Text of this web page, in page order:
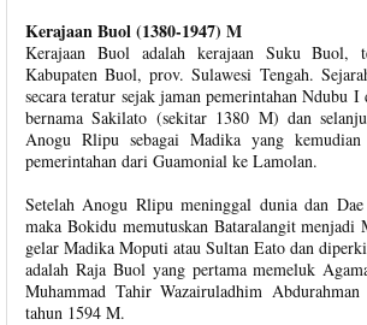
Kerajaan Buol (1380-1947) M
Kerajaan Buol adalah kerajaan Suku Buol,
Kabupaten Buol, prov. Sulawesi Tengah.
secara teratur sejak jaman pemerintahan Ndubu I
bernama Sakilato (sekitar 1380 M) dan
Anogu Rlipu sebagai Madika yang kemudian
pemerintahan dari Guamonial ke Lamolan.
Setelah Anogu Rlipu meninggal dunia dan
maka Bokidu memutuskan Bataralangit menjadi
gelar Madika Moputi atau Sultan Eato dan
adalah Raja Buol yang pertama memeluk
Muhammad Tahir Wazairuladhim
tahun 1594 M.